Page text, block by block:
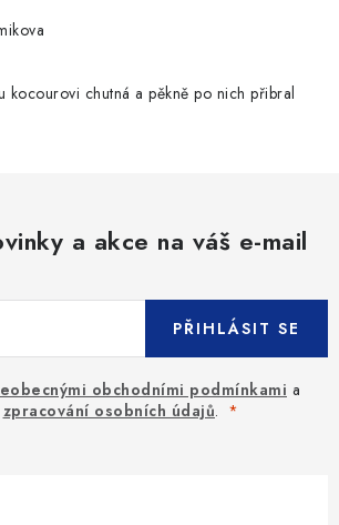
kocourovi chutná a pěkně po nich přibral
a akce na váš e-mail
obchodními podmínkami a
zpracování osobních údajů.
PŘIHLÁSIT SE